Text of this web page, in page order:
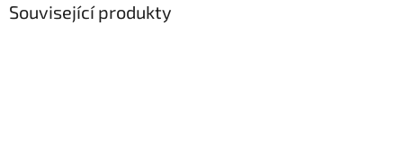
Související produkty